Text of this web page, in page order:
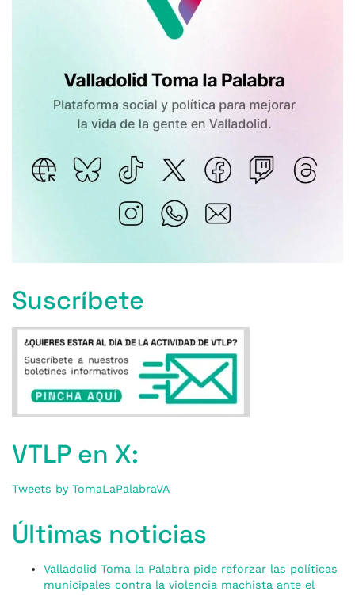
Suscríbete
VTLP en X:
Tweets by TomaLaPalabraVA
Últimas noticias
Valladolid Toma la Palabra pide reforzar las políticas
municipales contra la violencia machista ante el